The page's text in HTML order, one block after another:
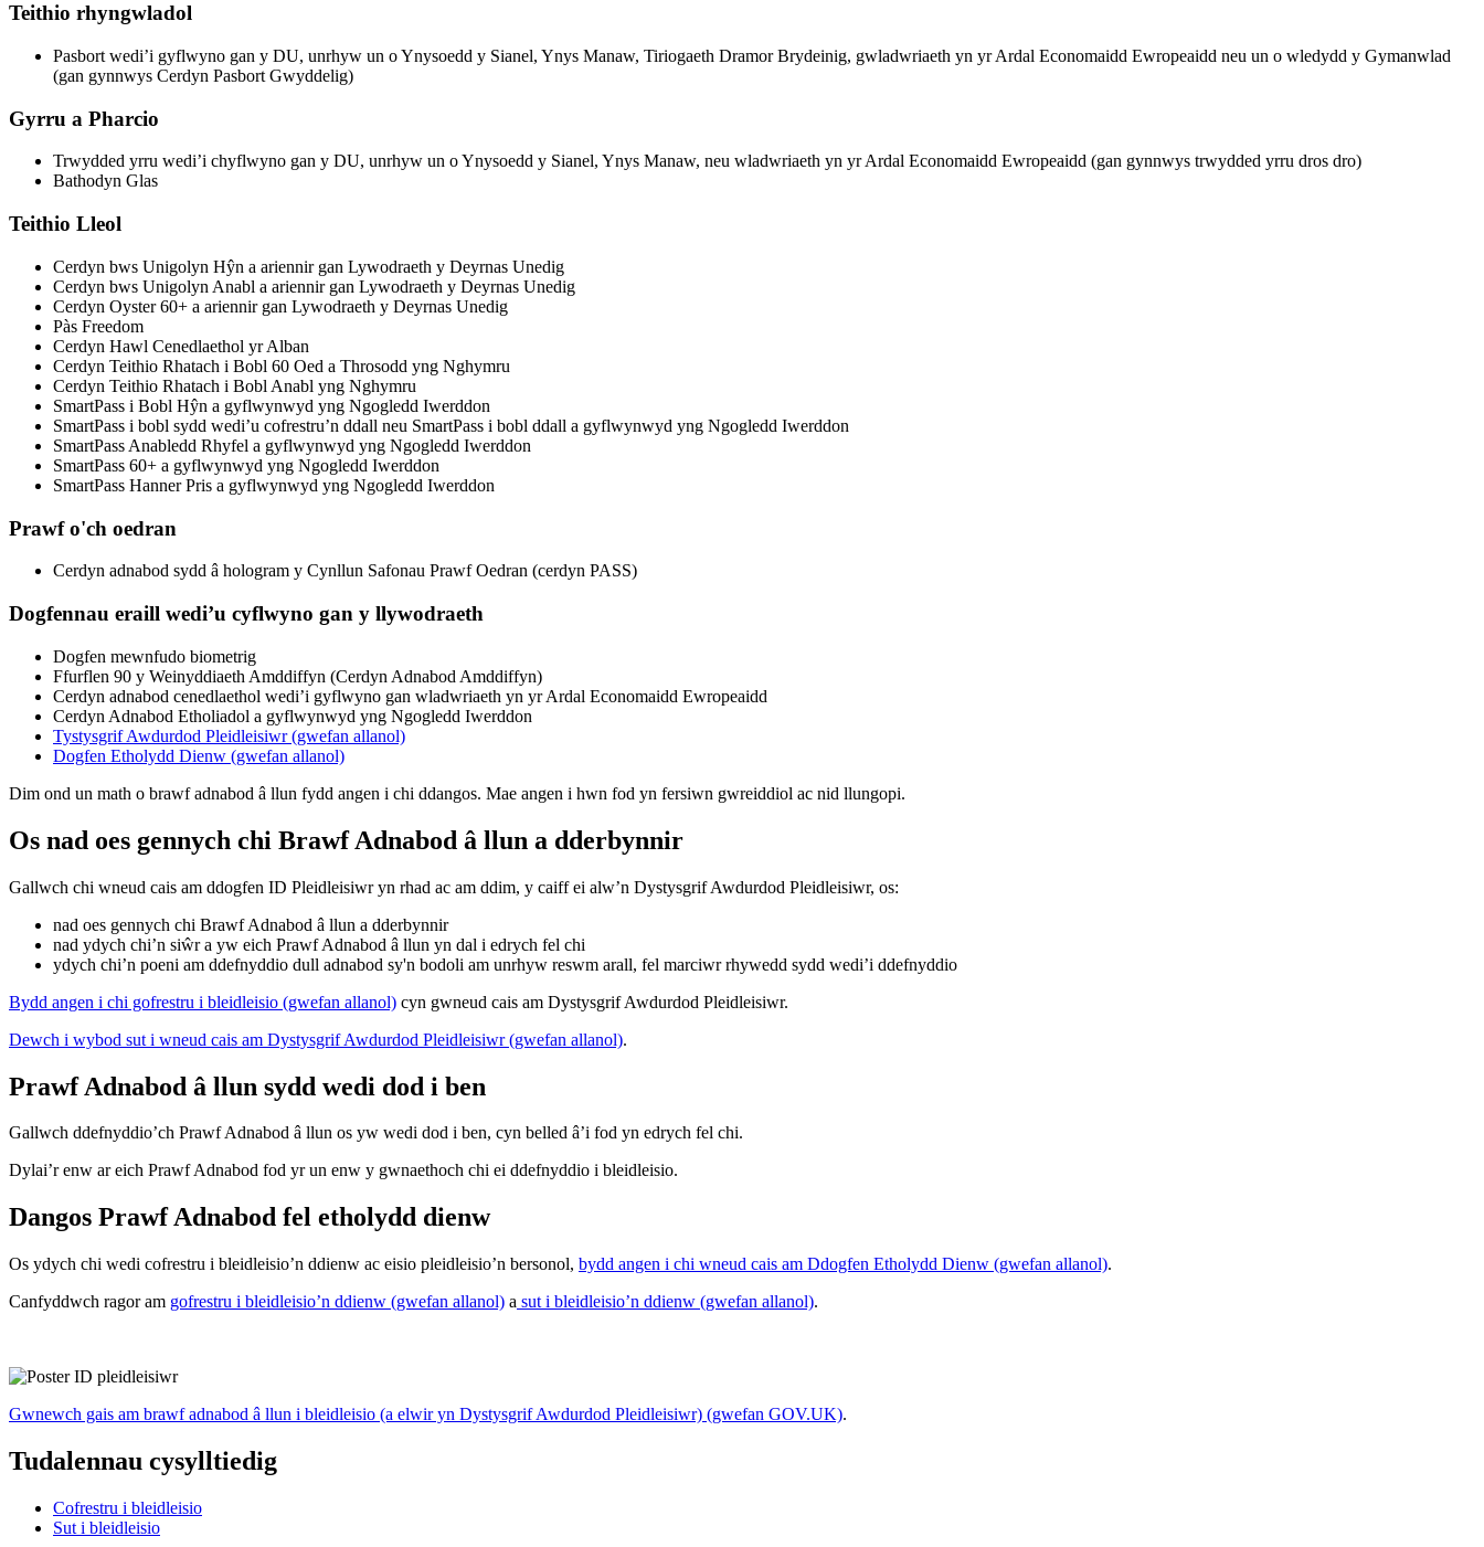
Teithio rhyngwladol
Pasbort wedi’i gyflwyno gan y DU, unrhyw un o Ynysoedd y Sianel, Ynys Manaw, Tiriogaeth Dramor Brydeinig, gwladwriaeth yn yr Ardal Economaidd Ewropeaidd neu un o wledydd y Gymanwlad
(gan gynnwys Cerdyn Pasbort Gwyddelig)
Gyrru a Pharcio
Trwydded yrru wedi’i chyflwyno gan y DU, unrhyw un o Ynysoedd y Sianel, Ynys Manaw, neu wladwriaeth yn yr Ardal Economaidd Ewropeaidd (gan gynnwys trwydded yrru dros dro)
Bathodyn Glas
Teithio Lleol
Cerdyn bws Unigolyn Hŷn a ariennir gan Lywodraeth y Deyrnas Unedig
Cerdyn bws Unigolyn Anabl a ariennir gan Lywodraeth y Deyrnas Unedig
Cerdyn Oyster 60+ a ariennir gan Lywodraeth y Deyrnas Unedig
Pàs Freedom
Cerdyn Hawl Cenedlaethol yr Alban
Cerdyn Teithio Rhatach i Bobl 60 Oed a Throsodd yng Nghymru
Cerdyn Teithio Rhatach i Bobl Anabl yng Nghymru
SmartPass i Bobl Hŷn a gyflwynwyd yng Ngogledd Iwerddon
SmartPass i bobl sydd wedi’u cofrestru’n ddall neu SmartPass i bobl ddall a gyflwynwyd yng Ngogledd Iwerddon
SmartPass Anabledd Rhyfel a gyflwynwyd yng Ngogledd Iwerddon
SmartPass 60+ a gyflwynwyd yng Ngogledd Iwerddon
SmartPass Hanner Pris a gyflwynwyd yng Ngogledd Iwerddon
Prawf o'ch oedran
Cerdyn adnabod sydd â hologram y Cynllun Safonau Prawf Oedran (cerdyn PASS)
Dogfennau eraill wedi’u cyflwyno gan y llywodraeth
Dogfen mewnfudo biometrig
Ffurflen 90 y Weinyddiaeth Amddiffyn (Cerdyn Adnabod Amddiffyn)
Cerdyn adnabod cenedlaethol wedi’i gyflwyno gan wladwriaeth yn yr Ardal Economaidd Ewropeaidd
Cerdyn Adnabod Etholiadol a gyflwynwyd yng Ngogledd Iwerddon
Tystysgrif Awdurdod Pleidleisiwr (gwefan allanol)
Dogfen Etholydd Dienw (gwefan allanol)
Dim ond un math o brawf adnabod â llun fydd angen i chi ddangos. Mae angen i hwn fod yn fersiwn gwreiddiol ac nid llungopi.
Os nad oes gennych chi Brawf Adnabod â llun a dderbynnir
Gallwch chi wneud cais am ddogfen ID Pleidleisiwr yn rhad ac am ddim, y caiff ei alw’n Dystysgrif Awdurdod Pleidleisiwr, os:
nad oes gennych chi Brawf Adnabod â llun a dderbynnir
nad ydych chi’n siŵr a yw eich Prawf Adnabod â llun yn dal i edrych fel chi
ydych chi’n poeni am ddefnyddio dull adnabod sy'n bodoli am unrhyw reswm arall, fel marciwr rhywedd sydd wedi’i ddefnyddio
Bydd angen i chi gofrestru i bleidleisio (gwefan allanol) cyn gwneud cais am Dystysgrif Awdurdod Pleidleisiwr.
Dewch i wybod sut i wneud cais am Dystysgrif Awdurdod Pleidleisiwr (gwefan allanol).
Prawf Adnabod â llun sydd wedi dod i ben
Gallwch ddefnyddio’ch Prawf Adnabod â llun os yw wedi dod i ben, cyn belled â’i fod yn edrych fel chi.
Dylai’r enw ar eich Prawf Adnabod fod yr un enw y gwnaethoch chi ei ddefnyddio i bleidleisio.
Dangos Prawf Adnabod fel etholydd dienw
Os ydych chi wedi cofrestru i bleidleisio’n ddienw ac eisio pleidleisio’n bersonol, bydd angen i chi wneud cais am Ddogfen Etholydd Dienw (gwefan allanol).
Canfyddwch ragor am gofrestru i bleidleisio’n ddienw (gwefan allanol) a sut i bleidleisio’n ddienw (gwefan allanol).
Gwnewch gais am brawf adnabod â llun i bleidleisio (a elwir yn Dystysgrif Awdurdod Pleidleisiwr) (gwefan GOV.UK).
Tudalennau cysylltiedig
Cofrestru i bleidleisio
Sut i bleidleisio